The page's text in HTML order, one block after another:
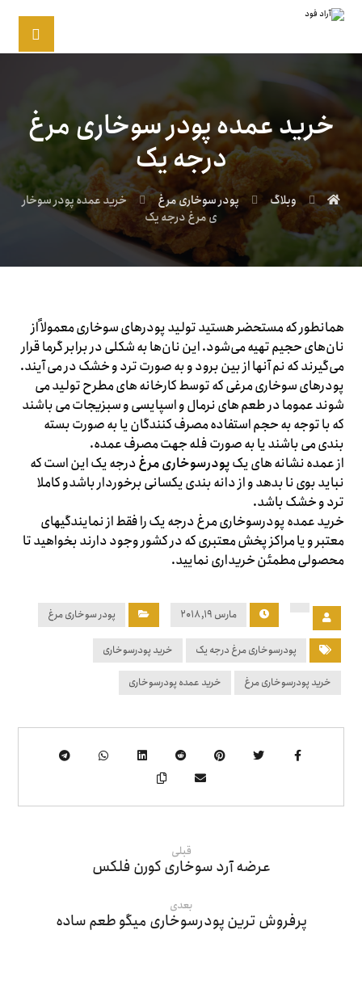
خرید عمده پودر سوخاری مرغ
درجه یک
وبلاگ پودر سوخاری مرغ
خرید عمده پودر سوخار
ی مرغ درجه یک
همانطور که مستحضر هستید تولید پودرهای سوخاری معمولاً از
نان‌های حجیم تهیه می‌شود. این نان‌ها به شکلی در برابر گرما قرار
می‌گیرند که نم آنها از بین برود و به صورت ترد و خشک در می آیند.
پودرهای سوخاری مرغی که توسط کارخانه های مطرح تولید می
شوند عموما در طعم های نرمال و اسپایسی و سبزیجات می باشند
که با توجه به حجم استفاده مصرف کنندگان یا به صورت بسته
بندی می باشند یا به صورت فله جهت مصرف عمده.
از عمده نشانه های یکپودرسوخاری مرغدرجه یک این است که
نباید بوی نا بدهد و از دانه بندی یکسانی برخوردار باشدو کاملا
ترد و خشک باشد.
خرید عمده پودرسوخاری مرغ درجه یک را فقط از نمایندگیهای
معتبر و یا مراکز پخش معتبری که در کشور وجود دارند بخواهید تا
محصولی مطمئن خریداری نمایید.
مارس ۱۹, ۲۰۱۸ پودر سوخاری مرغ
پودرسوخاری مرغ درجه یک خرید پودرسوخاری
خرید پودرسوخاری مرغ خرید عمده پودرسوخاری
قبلی
عرضه آرد سوخاری کورن فلکس
بعدی
پرفروش ترین پودرسوخاری میگو طعم ساده